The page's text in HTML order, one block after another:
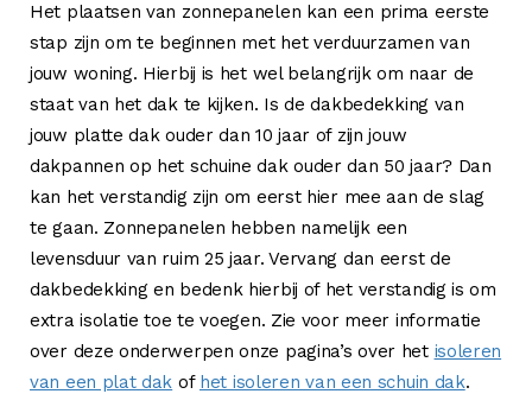
Het plaatsen van zonnepanelen kan een prima eerste
stap zijn om te beginnen met het verduurzamen van
jouw woning. Hierbij is het wel belangrijk om naar de
staat van het dak te kijken. Is de dakbedekking van
jouw platte dak ouder dan 10 jaar of zijn jouw
dakpannen op het schuine dak ouder dan 50 jaar? Dan
kan het verstandig zijn om eerst hier mee aan de slag
te gaan. Zonnepanelen hebben namelijk een
levensduur van ruim 25 jaar. Vervang dan eerst de
dakbedekking en bedenk hierbij of het verstandig is om
extra isolatie toe te voegen. Zie voor meer informatie
over deze onderwerpen onze pagina’s over het isoleren
van een plat dak of het isoleren van een schuin dak.